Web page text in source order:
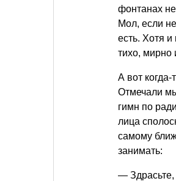
фонтанах
Мол, если
есть. Хотя
тихо, мирно
А вот
Отмечали
гимн по
лица
самому
занимать:
— Здрасьте,